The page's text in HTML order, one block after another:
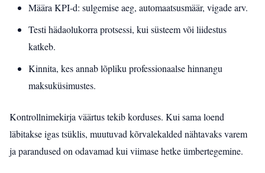
Määra KPI-d: sulgemise aeg, automaatsusmäär, vigade arv.
Testi hädaolukorra protsessi, kui süsteem või liidestus
katkeb.
Kinnita, kes annab lõpliku professionaalse hinnangu
maksuküsimustes.
Kontrollnimekirja väärtus tekib korduses. Kui sama loend
läbitakse igas tsüklis, muutuvad kõrvalekalded nähtavaks varem
ja parandused on odavamad kui viimase hetke ümbertegemine.